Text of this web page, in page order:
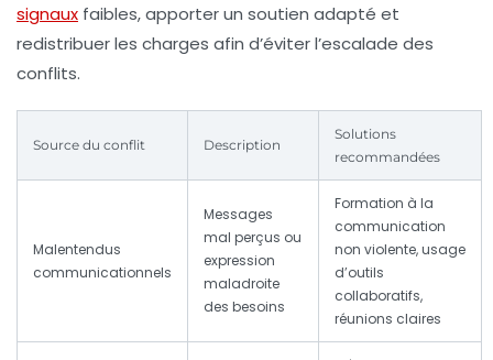
signaux faibles, apporter un soutien adapté et
redistribuer les charges afin d’éviter l’escalade des
conflits.
Source du conflit Description
Solutions
recommandées
Malentendus
communicationnels
Messages
mal perçus ou
expression
maladroite
des besoins
Formation à la
communication
non violente, usage
d’outils
collaboratifs,
réunions claires